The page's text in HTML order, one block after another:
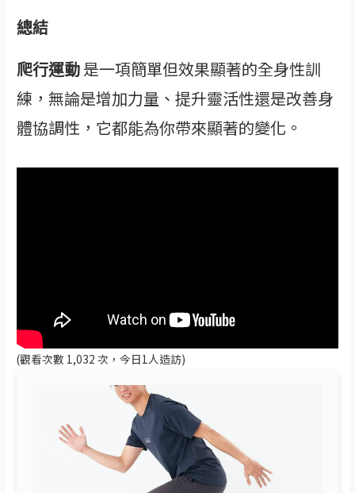
總結
爬行運動是一項簡單但效果顯著的全身性訓
練，無論是增加力量、提升靈活性還是改善身
體協調性，它都能為你帶來顯著的變化。
(觀看次數 1,032 次，今日1人造訪)